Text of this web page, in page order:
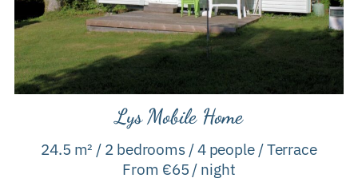
Lys Mobile Home
24.5 m² / 2 bedrooms / 4 people / Terrace
From €65 / night